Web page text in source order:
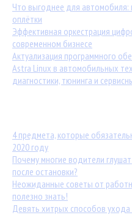
Что выгоднее для автомобиля:
оплётки
Эффективная оркестрация
современном бизнесе
Актуализация программного
Astra Linux в автомобильных
диагностики, тюнинга и
4 предмета, которые
2020 году
Почему многие водители
после остановки?
Неожиданные советы от
полезно знать!
Девять хитрых способов